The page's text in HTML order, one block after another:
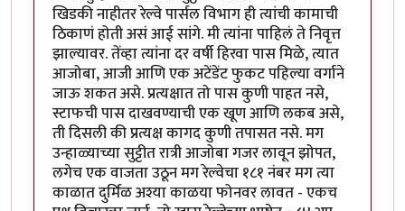
खिडकी नाहीतर रेल्वे पार्सल विभाग ही त्यांची कामाची
ठिकाणं होती असं आई सांगे. मी त्यांना पाहिलं ते निवृत्त
झाल्यावर. तेंव्हा त्यांना दर वर्षी हिरवा पास मिळे, त्यात
आजोबा, आजी आणि एक अटेंडेंट फुकट पहिल्या वर्गाने
जाऊ शकत असे. प्रत्यक्षात तो पास कुणी पाहत नसे,
स्टाफची पास दाखवण्याची एक खूण आणि लकब असे,
ती दिसली की प्रत्यक्ष कागद कुणी तपासत नसे. मग
उन्हाळ्याच्या सुट्टीत रात्री आजोबा गजर लावून झोपत,
लगेच एक वाजता उठून मग रेल्वेचा १८१ नंबर मग त्या
काळात दुर्मिळ अश्या काळया फोनवर लावत - एकच